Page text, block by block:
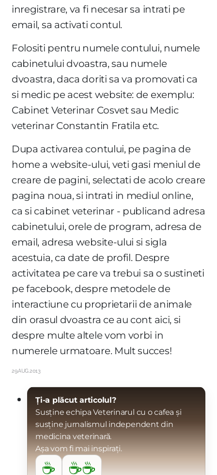
inregistrare, va fi necesar sa intrati pe
email, sa activati contul.
Folositi pentru numele contului, numele
cabinetului dvoastra, sau numele
dvoastra, daca doriti sa va promovati ca
si medic pe acest website: de exemplu:
Cabinet Veterinar Cosvet sau Medic
veterinar Constantin Fratila etc.
Dupa activarea contului, pe pagina de
home a website-ului, veti gasi meniul de
creare de pagini, selectati de acolo creare
pagina noua, si intrati in mediul online,
ca si cabinet veterinar - publicand adresa
cabinetului, orele de program, adresa de
email, adresa website-ului si sigla
acestuia, ca date de profil. Despre
activitatea pe care va trebui sa o sustineti
pe facebook, despre metodele de
interactiune cu proprietarii de animale
din orasul dvoastra ce au cont aici, si
despre multe altele vom vorbi in
numerele urmatoare. Mult succes!
29.AUG.2013
Ți-a plăcut articolul?
Susține echipa Veterinarul cu o cafea și
susține jurnalismul independent din
medicina veterinară.
Așa vom fi mai inspirați.
☕ ☕☕